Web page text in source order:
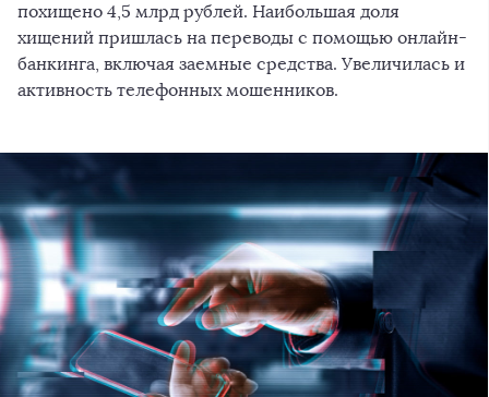
похищено 4,5 млрд рублей. Наибольшая доля
хищений пришлась на переводы с помощью онлайн-
банкинга, включая заемные средства. Увеличилась и
активность телефонных мошенников.